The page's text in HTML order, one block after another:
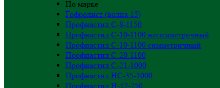
По марке
Гофролист (волна 15)
Профнастил С-8-1150
Профнастил С-10-1100 несимметричный
Профнастил С-10-1100 симметричный
Профнастил С-20-1100
Профнастил С-21-1000
Профнастил НС-35-1000
Профнастил H-57-750